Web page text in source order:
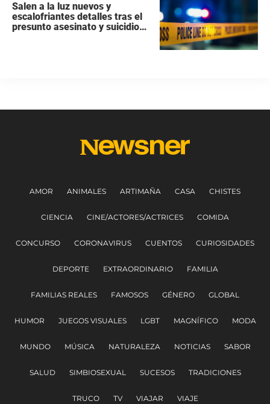
Salen a la luz nuevos y
escalofriantes detalles tras el
presunto asesinato y suicidio
AMOR ANIMALES ARTIMAÑA CASA CHISTES
CIENCIA CINE/ACTORES/ACTRICES COMIDA
CONCURSO CORONAVIRUS CUENTOS CURIOSIDADES
DEPORTE EXTRAORDINARIO FAMILIA
FAMILIAS REALES FAMOSOS GÉNERO GLOBAL
HUMOR JUEGOS VISUALES LGBT MAGNÍFICO MODA
MUNDO MÚSICA NATURALEZA NOTICIAS SABOR
SALUD SIMBIOSEXUAL SUCESOS TRADICIONES
TRUCO TV VIAJAR VIAJE